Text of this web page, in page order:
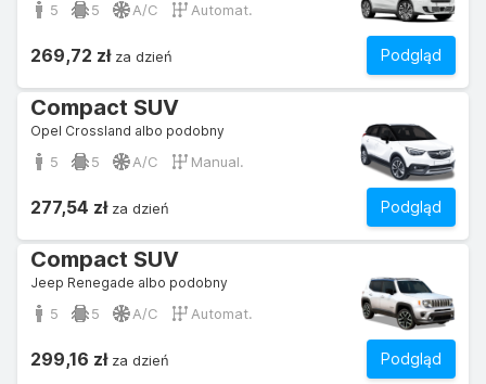
5 5 A/C Automat.
Podgląd
269,72 złza dzień
Compact SUV
Opel Crossland albo podobny
5 5 A/C Manual.
Podgląd
277,54 złza dzień
Compact SUV
Jeep Renegade albo podobny
5 5 A/C Automat.
Podgląd
299,16 złza dzień